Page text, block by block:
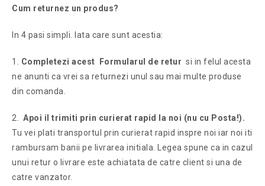
Cum returnez un produs?
In 4 pasi simpli. Iata care sunt acestia:
1. Completezi acest Formularul de retur si in felul acesta
ne anunti ca vrei sa returnezi unul sau mai multe produse
din comanda.
2.
Apoi il trimiti prin curierat rapid la noi (nu cu Posta!).
Tu vei plati transportul prin curierat rapid inspre noi iar noi iti
rambursam banii pe livrarea initiala. Legea spune ca in cazul
unui retur o livrare este achiatata de catre client si una de
catre vanzator.